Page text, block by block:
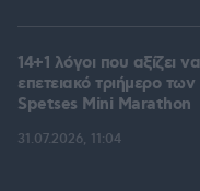
14+1 λόγοι που αξίζει
επετειακό τριήμερο
Spetses Mini Marathon
31.07.2026, 11:04